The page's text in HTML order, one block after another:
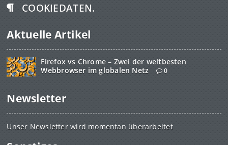
COOKIEDATEN.
Aktuelle Artikel
Firefox vs Chrome – Zwei der weltbesten
Webbrowser im globalen Netz
0
Newsletter
Unser Newsletter wird momentan überarbeitet